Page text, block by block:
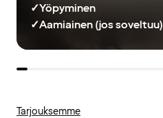
✓Yöpyminen
✓Aamiainen (jos soveltuu)
Tarjouksemme